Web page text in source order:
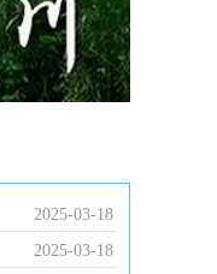
2025-03-18
2025-03-18